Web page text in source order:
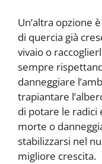
Un’altra opzione
di quercia già
vivaio o
sempre
danneggiare
trapiantare
di potare le radici
morte o
stabilizzarsi nel
migliore crescita.